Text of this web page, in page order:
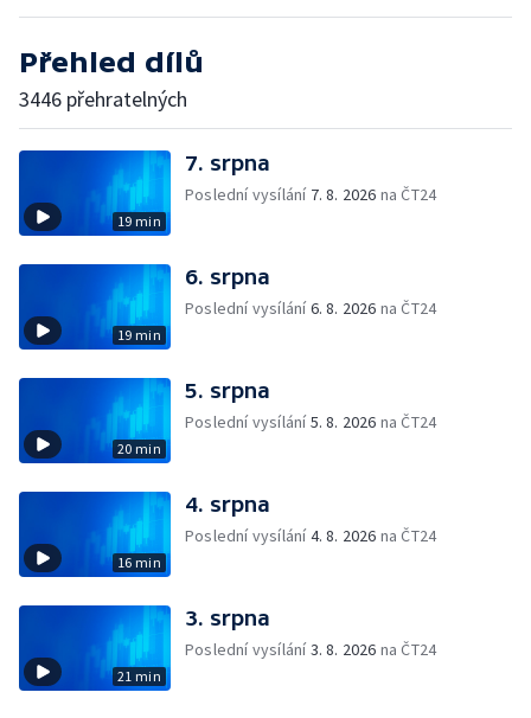
Přehled dílů
3446 přehratelných
19 min
7. srpna
Poslední vysílání 7. 8. 2026 na ČT24
19 min
6. srpna
Poslední vysílání6. 8. 2026 na ČT24
20 min
5. srpna
Poslední vysílání5. 8. 2026 na ČT24
16 min
4. srpna
Poslední vysílání4. 8. 2026 na ČT24
21 min
3. srpna
Poslední vysílání3. 8. 2026 na ČT24